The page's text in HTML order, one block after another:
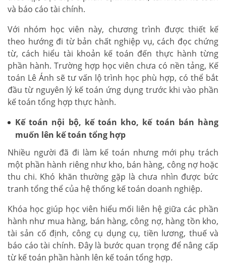
và báo cáo tài chính.
Với nhóm học viên này, chương trình được thiết kế
theo hướng đi từ bản chất nghiệp vụ, cách đọc chứng
từ, cách hiểu tài khoản kế toán đến thực hành từng
phần hành. Trường hợp học viên chưa có nền tảng, Kế
toán Lê Ánh sẽ tư vấn lộ trình học phù hợp, có thể bắt
đầu từ nguyên lý kế toán ứng dụng trước khi vào phần
kế toán tổng hợp thực hành.
Kế toán nội bộ, kế toán kho, kế toán bán hàng
muốn lên kế toán tổng hợp
Nhiều người đã đi làm kế toán nhưng mới phụ trách
một phần hành riêng như kho, bán hàng, công nợ hoặc
thu chi. Khó khăn thường gặp là chưa nhìn được bức
tranh tổng thể của hệ thống kế toán doanh nghiệp.
Khóa học giúp học viên hiểu mối liên hệ giữa các phần
hành như mua hàng, bán hàng, công nợ, hàng tồn kho,
tài sản cố định, công cụ dụng cụ, tiền lương, thuế và
báo cáo tài chính. Đây là bước quan trọng để nâng cấp
từ kế toán phần hành lên kế toán tổng hợp.